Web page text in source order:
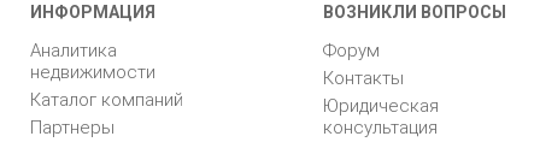
ИНФОРМАЦИЯ
Аналитика
недвижимости
Каталог компаний
Партнеры
ВОЗНИКЛИ ВОПРОСЫ
Форум
Контакты
Юридическая
консультация